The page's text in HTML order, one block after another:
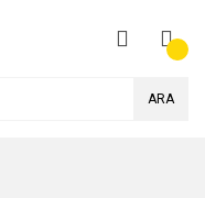
ARA